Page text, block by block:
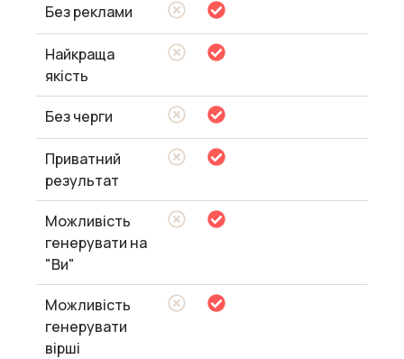
Без реклами
Найкраща
якість
Без черги
Приватний
результат
Можливість
генерувати на
"Ви"
Можливість
генерувати
вірші